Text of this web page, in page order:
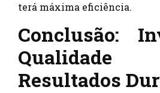
terá máxima eficiência.
Conclusão:
Resultados